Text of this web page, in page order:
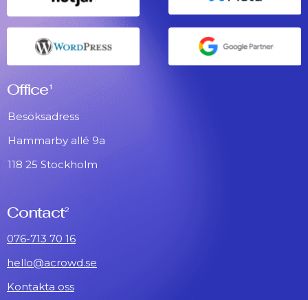
Office1
Besöksadress
Hammarby allé 9a
118 25 Stockholm
Contact2
076-713 70 16
hello@acrowd.se
Kontakta oss